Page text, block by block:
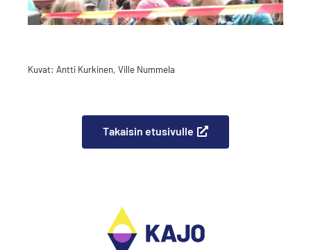
Kuvat: Antti Kurkinen, Ville Nummela
Takaisin etusivulle